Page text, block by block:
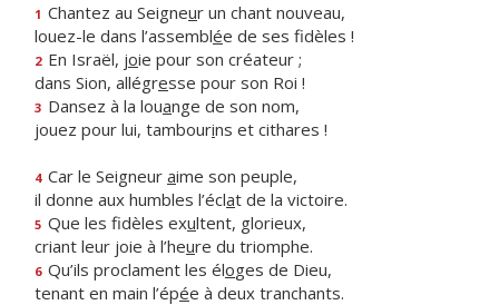
1 Chantez au Seigneur un chant nouveau,
louez-le dans l’assemblée de ses fidèles !
2 En Israël, joie pour son créateur ;
dans Sion, allégresse pour son Roi !
3 Dansez à la louange de son nom,
jouez pour lui, tambourins et cithares !
4 Car le Seigneur aime son peuple,
il donne aux humbles l’éclat de la victoire.
5 Que les fidèles exultent, glorieux,
criant leur joie à l’heure du triomphe.
6 Qu’ils proclament les éloges de Dieu,
tenant en main l’épée à deux tranchants.